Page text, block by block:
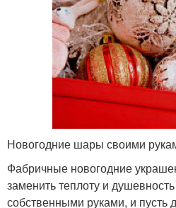
Новогодние шары своими
Фабричные новогодние
заменить теплоту и
собственными руками, и